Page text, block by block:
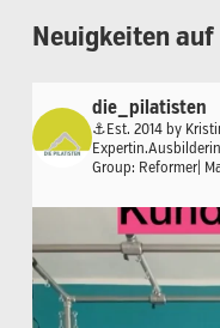
Neuigkeiten auf
die_pilatisten
⚓️Est. 2014 by
Group: Reformer|